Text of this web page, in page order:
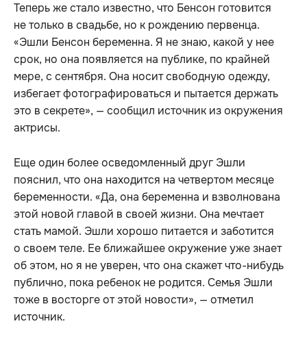
Теперь же стало известно, что Бенсон готовится
не только в свадьбе, но к рождению первенца.
«Эшли Бенсон беременна. Я не знаю, какой у нее
срок, но она появляется на публике, по крайней
мере, с сентября. Она носит свободную одежду,
избегает фотографироваться и пытается держать
это в секрете», — сообщил источник из окружения
актрисы.
Еще один более осведомленный друг Эшли
пояснил, что она находится на четвертом месяце
беременности. «Да, она беременна и взволнована
этой новой главой в своей жизни. Она мечтает
стать мамой. Эшли хорошо питается и заботится
о своем теле. Ее ближайшее окружение уже знает
об этом, но я не уверен, что она скажет что-нибудь
публично, пока ребенок не родится. Семья Эшли
тоже в восторге от этой новости», — отметил
источник.